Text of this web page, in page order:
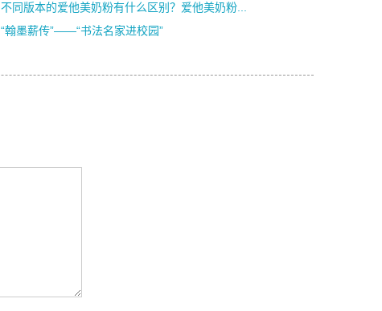
不同版本的爱他美奶粉有什么区别？爱他美奶粉...
“翰墨薪传”——“书法名家进校园”